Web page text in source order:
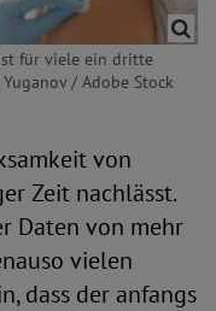
für viele ein dritte
/ Adobe Stock
von
Zeit nachlässt.
Daten von mehr
vielen
dass der anfangs